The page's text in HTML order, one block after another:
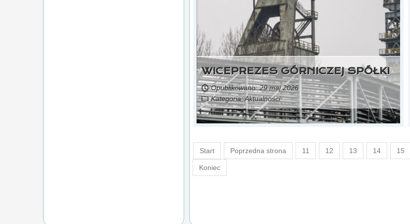
WICEPREZES GÓRNICZEJ SPÓŁKI
Opublikowano: 29 maj 2026
Kategoria:Aktualności
Czytaj więcej...
Start Poprzedna strona 11 12 13 14 15
Koniec